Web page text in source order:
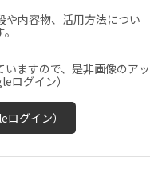
や内容物、活用方法につい
ますので、是非画像のアッ
ログイン）
グイン）